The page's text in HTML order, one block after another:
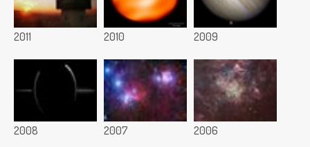
2011 2010 2009
2008 2007 2006